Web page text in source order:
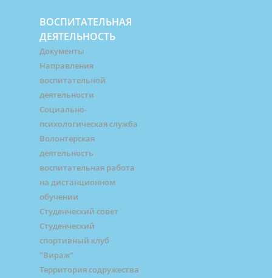
ВОСПИТАТЕЛЬНАЯ
ДЕЯТЕЛЬНОСТЬ
Документы
Направления
воспитательной
деятельности
Социально-
психологическая служба
Волонтерская
деятельность
воспитательная работа
на дистанционном
обучении
Студенческий совет
Студенческий
спортивный клуб
"Вираж"
Территория содружества